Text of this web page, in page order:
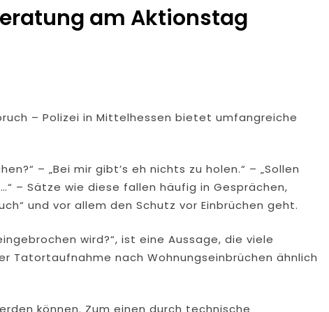
am Aktionstag
– Polizei in Mittelhessen bietet umfangreiche
– „Bei mir gibt’s eh nichts zu holen.“ – „Sollen
– Sätze wie diese fallen häufig in Gesprächen,
und vor allem den Schutz vor Einbrüchen geht.
wird?“, ist eine Aussage, die viele
Tatortaufnahme nach Wohnungseinbrüchen ähnlich
können. Zum einen durch technische